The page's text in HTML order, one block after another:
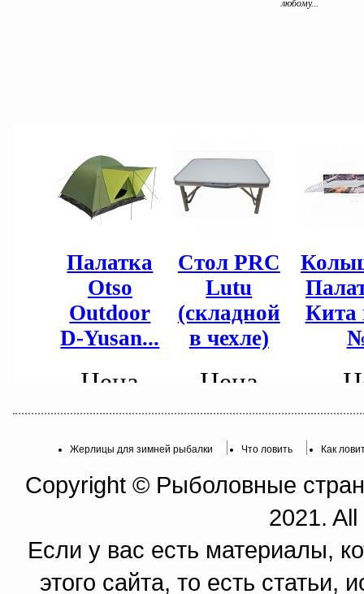
любому...
Жерлицы для зимней рыбалки Что ловить Как
Copyright © Рыболовные
2021.
Если у вас есть материалы,
этого сайта, то есть